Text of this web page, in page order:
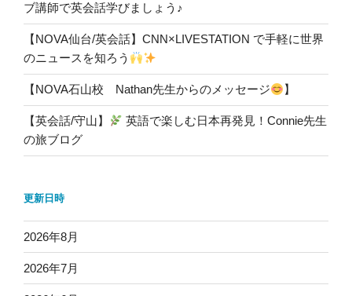
ブ講師で英会話学びましょう♪
【NOVA仙台/英会話】CNN×LIVESTATION で手軽に世界
のニュースを知ろう
【NOVA石山校 Nathan先生からのメッセージ 】
【英会話/守山】
英語で楽しむ日本再発見！Connie先生
の旅ブログ
更新日時
2026年8月
2026年7月